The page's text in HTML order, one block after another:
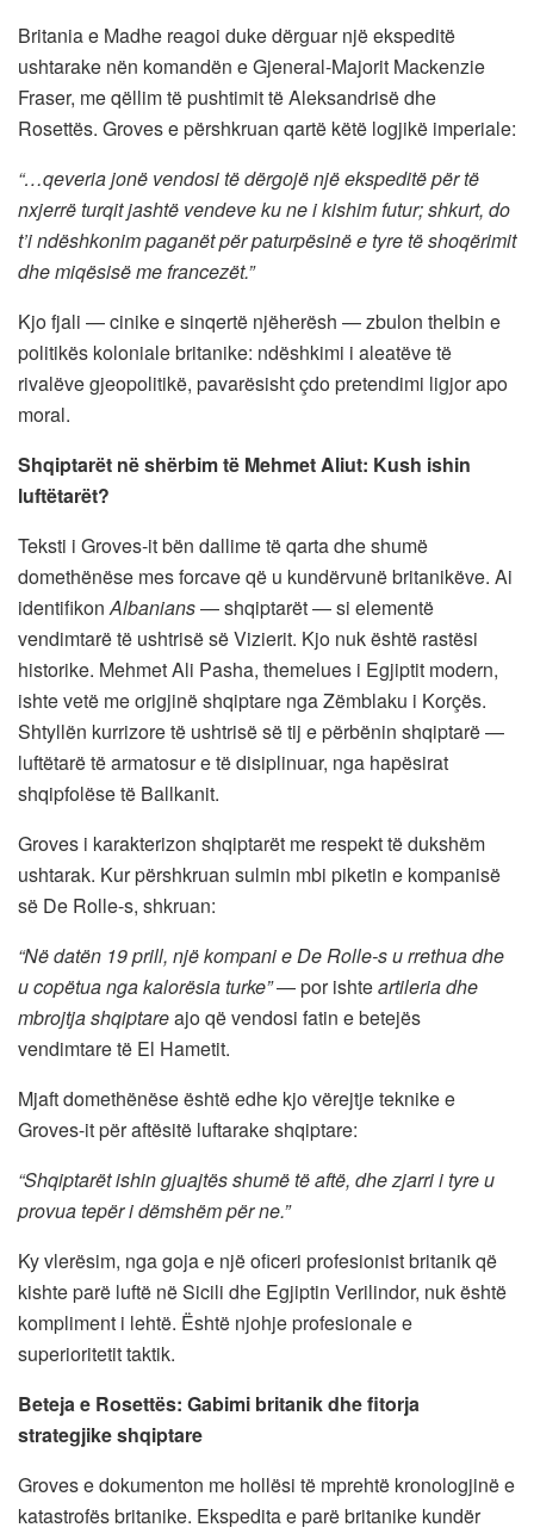
Britania e Madhe reagoi duke dërguar një ekspeditë
ushtarake nën komandën e Gjeneral-Majorit Mackenzie
Fraser, me qëllim të pushtimit të Aleksandrisë dhe
Rosettës. Groves e përshkruan qartë këtë logjikë imperiale:
“…qeveria jonë vendosi të dërgojë një ekspeditë për të
nxjerrë turqit jashtë vendeve ku ne i kishim futur; shkurt, do
t’i ndëshkonim paganët për paturpësinë e tyre të shoqërimit
dhe miqësisë me francezët.”
Kjo fjali — cinike e sinqertë njëherësh — zbulon thelbin e
politikës koloniale britanike: ndëshkimi i aleatëve të
rivalëve gjeopolitikë, pavarësisht çdo pretendimi ligjor apo
moral.
Shqiptarët në shërbim të Mehmet Aliut: Kush ishin
luftëtarët?
Teksti i Groves-it bën dallime të qarta dhe shumë
domethënëse mes forcave që u kundërvunë britanikëve. Ai
identifikonAlbanians— shqiptarët — si elementë
vendimtarë të ushtrisë së Vizierit. Kjo nuk është rastësi
historike. Mehmet Ali Pasha, themelues i Egjiptit modern,
ishte vetë me origjinë shqiptare nga Zëmblaku i Korçës.
Shtyllën kurrizore të ushtrisë së tij e përbënin shqiptarë —
luftëtarë të armatosur e të disiplinuar, nga hapësirat
shqipfolëse të Ballkanit.
Groves i karakterizon shqiptarët me respekt të dukshëm
ushtarak. Kur përshkruan sulmin mbi piketin e kompanisë
së De Rolle-s, shkruan:
“Në datën 19 prill, një kompani e De Rolle-s u rrethua dhe
u copëtua nga kalorësia turke”— por ishteartileria dhe
mbrojtja shqiptareajo që vendosi fatin e betejës
vendimtare të El Hametit.
Mjaft domethënëse është edhe kjo vërejtje teknike e
Groves-it për aftësitë luftarake shqiptare:
“Shqiptarët ishin gjuajtës shumë të aftë, dhe zjarri i tyre u
provua tepër i dëmshëm për ne.”
Ky vlerësim, nga goja e një oficeri profesionist britanik që
kishte parë luftë në Sicili dhe Egjiptin Verilindor, nuk është
kompliment i lehtë. Është njohje profesionale e
superioritetit taktik.
Beteja e Rosettës: Gabimi britanik dhe fitorja
strategjike shqiptare
Groves e dokumenton me hollësi të mprehtë kronologjinë e
katastrofës britanike. Ekspedita e parë britanike kundër